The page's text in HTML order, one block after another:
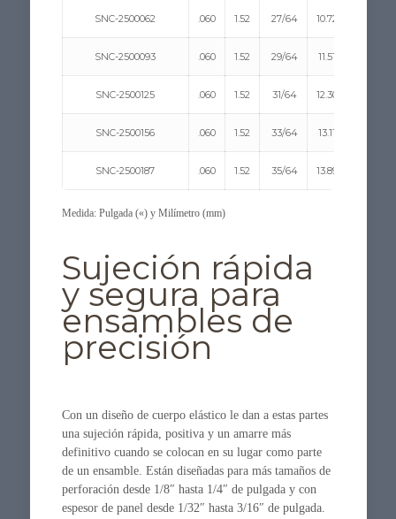
SNC-2500062 .060 1.52 27/64 10.72
SNC-2500093 .060 1.52 29/64 11.51
SNC-2500125 .060 1.52 31/64 12.30
SNC-2500156 .060 1.52 33/64 13.11
SNC-2500187 .060 1.52 35/64 13.89
Medida: Pulgada («) y Milímetro (mm)
Sujeción rápida
y segura para
ensambles de
precisión
Con un diseño de cuerpo elástico le dan a estas partes
una sujeción rápida, positiva y un amarre más
definitivo cuando se colocan en su lugar como parte
de un ensamble. Están diseñadas para más tamaños de
perforación desde 1/8″ hasta 1/4″ de pulgada y con
espesor de panel desde 1/32″ hasta 3/16″ de pulgada.